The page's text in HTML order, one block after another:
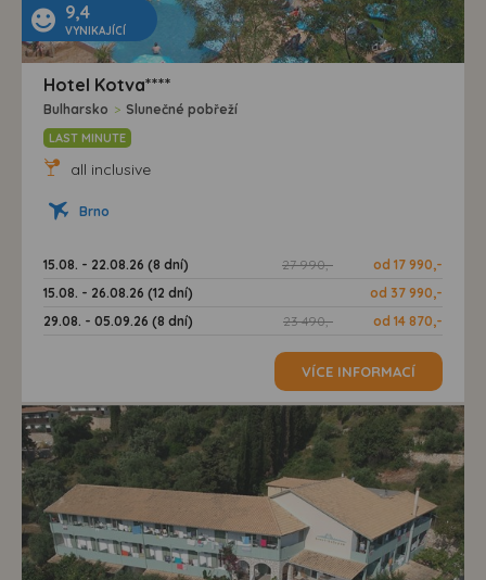
9,4
VYNIKAJÍCÍ
Hotel Kotva****
Bulharsko > Slunečné pobřeží
LAST MINUTE
all inclusive
Brno
15.08. - 22.08.26 (8 dní) 27 990,-
od 17 990,-
15.08. - 26.08.26 (12 dní)
od 37 990,-
29.08. - 05.09.26 (8 dní)
23 490,- od 14 870,-
VÍCE INFORMACÍ